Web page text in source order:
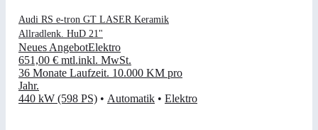
Audi RS e-tron GT LASER Keramik
Allradlenk. HuD 21"
Neues AngebotElektro
651,00 € mtl.inkl. MwSt.
36 Monate Laufzeit. 10.000 KM pro
Jahr.
440 kW (598 PS) • Automatik • Elektro